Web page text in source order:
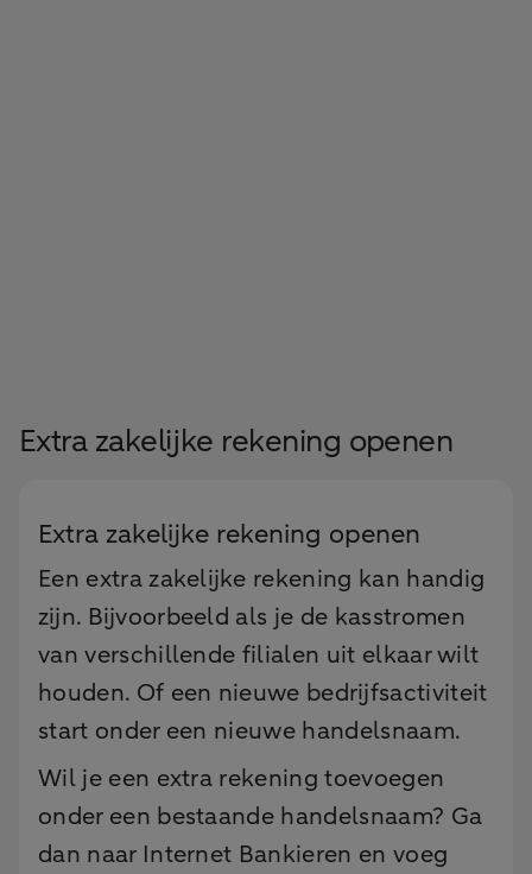
Extra zakelijke rekening openen
Extra zakelijke rekening openen
Een extra zakelijke rekening kan handig
zijn. Bijvoorbeeld als je de kasstromen
van verschillende filialen uit elkaar wilt
houden. Of een nieuwe bedrijfsactiviteit
start onder een nieuwe handelsnaam.
Wil je een extra rekening toevoegen
onder een bestaande handelsnaam? Ga
dan naar Internet Bankieren en voeg